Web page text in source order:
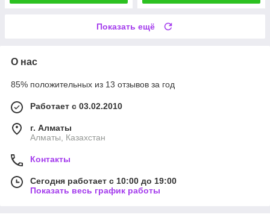
Показать ещё
О нас
85% положительных из 13 отзывов за год
Работает с 03.02.2010
г. Алматы
Алматы, Казахстан
Контакты
Сегодня работает с 10:00 до 19:00
Показать весь график работы